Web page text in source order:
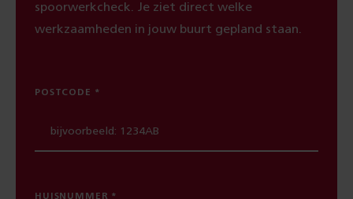
spoorwerkcheck. Je ziet direct welke
werkzaamheden in jouw buurt gepland staan.
POSTCODE
HUISNUMMER